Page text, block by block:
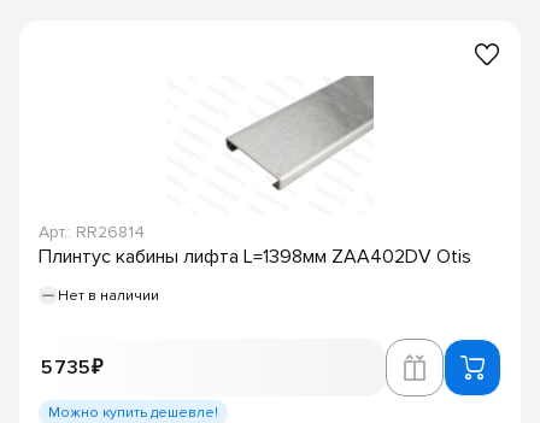
Арт.: RR26814
Плинтус кабины лифта L=1398мм ZAA402DV Otis
Нет в наличии
5 735 ₽
Можно купить дешевле!